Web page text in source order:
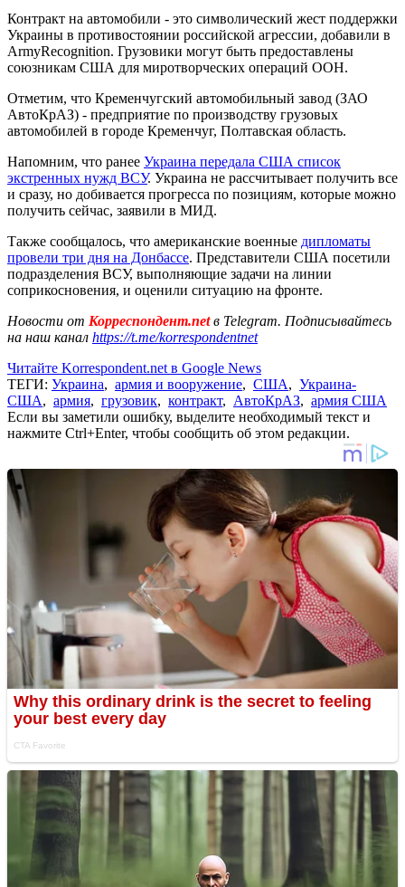
Контракт на автомобили - это символический жест поддержки
Украины в противостоянии российской агрессии, добавили в
ArmyRecognition. Грузовики могут быть предоставлены
союзникам США для миротворческих операций ООН.
Отметим, что Кременчугский автомобильный завод (ЗАО
АвтоКрАЗ) - предприятие по производству грузовых
автомобилей в городе Кременчуг, Полтавская область.
Напомним, что ранее Украина передала США список
экстренных нужд ВСУ. Украина не рассчитывает получить все
и сразу, но добивается прогресса по позициям, которые можно
получить сейчас, заявили в МИД.
Также сообщалось, что американские военные дипломаты
провели три дня на Донбассе. Представители США посетили
подразделения ВСУ, выполняющие задачи на линии
соприкосновения, и оценили ситуацию на фронте.
Новости от Корреспондент.netв Telegram. Подписывайтесь
на наш канал https://t.me/korrespondentnet
Читайте Korrespondent.net в Google News
ТЕГИ: Украина, армия и вооружение, США, Украина-
США, армия, грузовик, контракт, АвтоКрАЗ, армия США
Если вы заметили ошибку, выделите необходимый текст и
нажмите Ctrl+Enter, чтобы сообщить об этом редакции.